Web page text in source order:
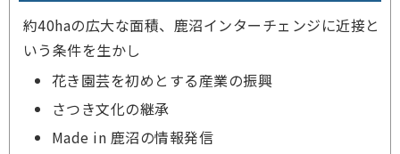
約40haの広大な面積、鹿沼インターチェンジに近接と
いう条件を生かし
花き園芸を初めとする産業の振興
さつき文化の継承
Made in 鹿沼の情報発信